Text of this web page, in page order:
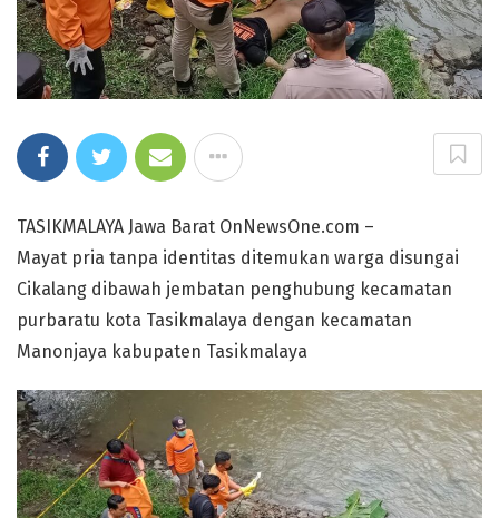
TASIKMALAYA Jawa Barat OnNewsOne.com –
Mayat pria tanpa identitas ditemukan warga disungai
Cikalang dibawah jembatan penghubung kecamatan
purbaratu kota Tasikmalaya dengan kecamatan
Manonjaya kabupaten Tasikmalaya